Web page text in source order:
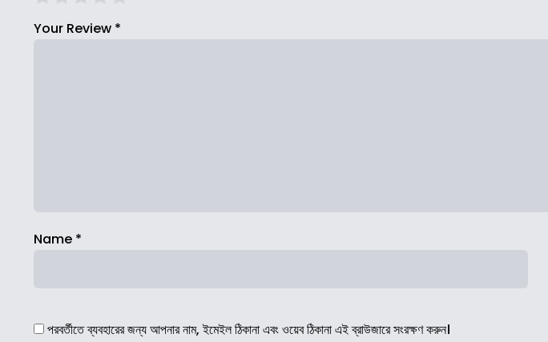
Your Review *
Name *
পরবর্তীতে ব্যবহারের জন্য আপনার নাম, ইমেইল ঠিকানা এবং ওয়েব ঠিকানা এই ব্রাউজারে সংরক্ষণ করুন।